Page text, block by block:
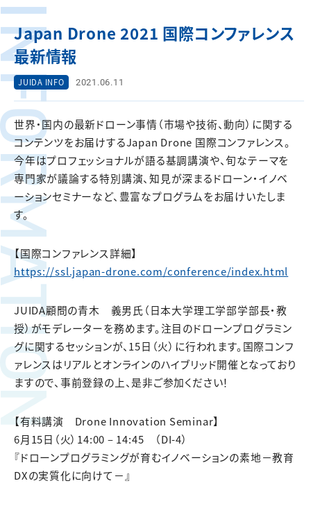
Japan Drone 2021 国際コンファレンス
最新情報
JUIDA INFO 2021.06.11
世界・国内の最新ドローン事情（市場や技術、動向）に関する
コンテンツをお届けするJapan Drone 国際コンファレンス。
今年はプロフェッショナルが語る基調講演や、旬なテーマを
専門家が議論する特別講演、知見が深まるドローン・イノベ
ーションセミナーなど、豊富なプログラムをお届けいたしま
す。
【国際コンファレンス詳細】
https://ssl.japan-drone.com/conference/index.html
JUIDA顧問の青木 義男氏（日本大学理工学部学部長・教
授）がモデレーターを務めます。注目のドローンプログラミン
グに関するセッションが、15日（火）に行われます。国際コンフ
ァレンスはリアルとオンラインのハイブリッド開催となっており
ますので、事前登録の上、是非ご参加ください！
【有料講演 Drone Innovation Seminar】
6月15日（火）14:00 – 14:45 （DI-4）
『ドローンプログラミングが育むイノベーションの素地－教育
DXの実質化に向けて－』